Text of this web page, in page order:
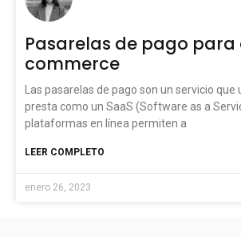
Pasarelas de pago para
commerce
Las pasarelas de pago son un servicio que
presta como un SaaS (Software as a
plataformas en línea permiten a
LEER COMPLETO
enero 26, 2023